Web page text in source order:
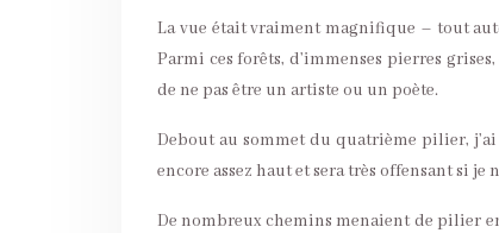
La vue était vraiment magnifique – tout
Parmi ces forêts, d’immenses pierres
de ne pas être un artiste ou un poète.
Debout au sommet du quatrième pilier,
encore assez haut et sera très offensant si je
De nombreux chemins menaient de pilier